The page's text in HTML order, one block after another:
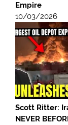
Empire
10/03/2026
Scott Ritter:
NEVER